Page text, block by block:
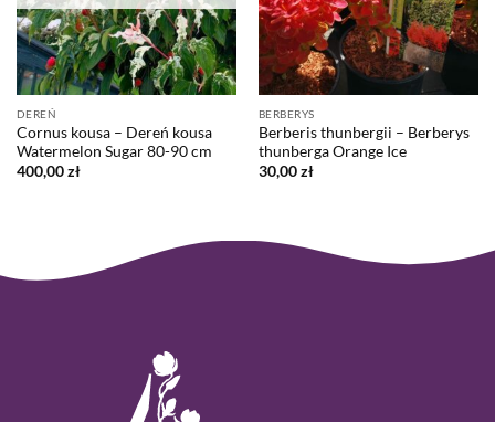
DEREŃ
Cornus kousa – Dereń kousa
Watermelon Sugar 80-90 cm
400,00zł
BERBERYS
Berberis thunbergii – Berberys
thunberga Orange Ice
30,00zł